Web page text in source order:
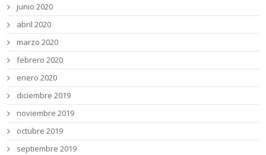
junio 2020
abril 2020
marzo 2020
febrero 2020
enero 2020
diciembre 2019
noviembre 2019
octubre 2019
septiembre 2019